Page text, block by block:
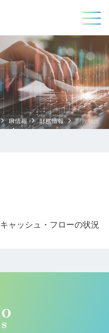
IR情報 財務情報 財政状況
キャッシュ・フローの状況